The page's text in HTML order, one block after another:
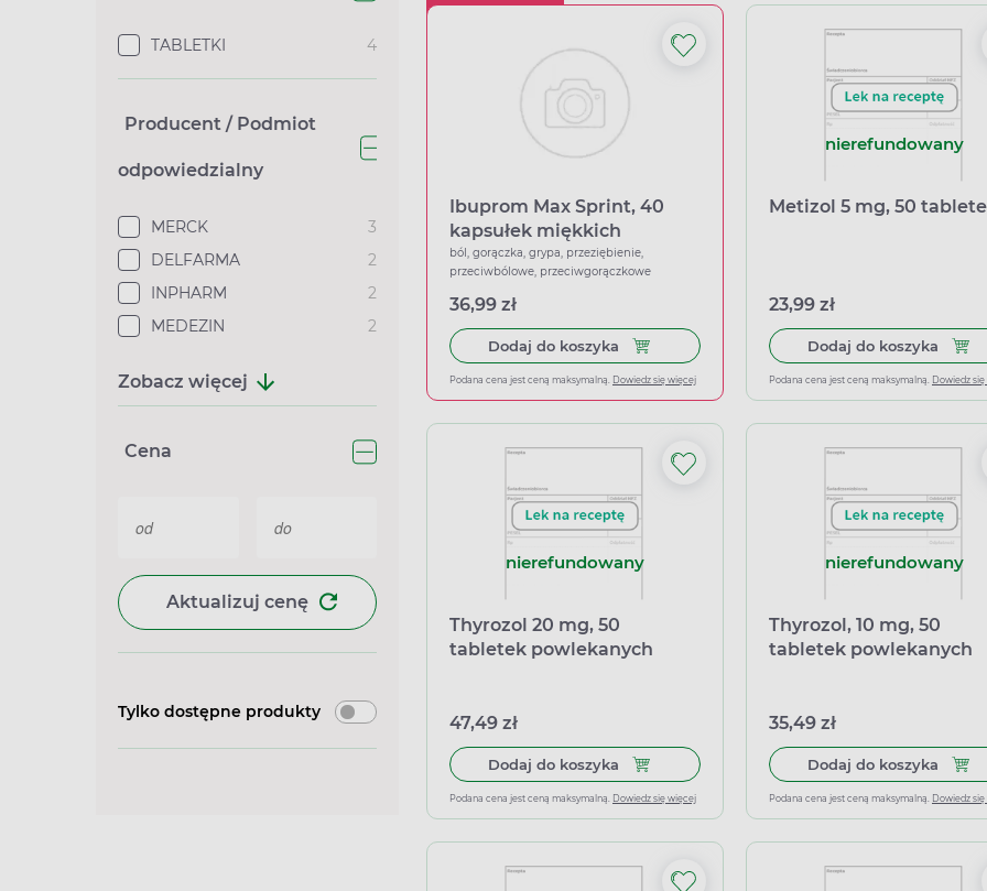
TABLETKI 4
Producent / Podmiot
odpowiedzialny
MERCK
3
DELFARMA
2
INPHARM
2
MEDEZIN
2
Zobacz więcej
Cena
Aktualizuj cenę
Tylko dostępne produkty
Ibuprom Max Sprint, 40
kapsułek miękkich
ból, gorączka, grypa, przeziębienie,
przeciwbólowe, przeciwgorączkowe
36,99 zł
Dodaj do koszyka Dodaj do koszyka Ibuprom Max Sprint, 40
Podana cena jest ceną maksymalną. Dowiedz się więcej
nierefundowany
Metizol 5 mg, 50
23,99 zł
Dodaj do koszyka
Podana cena jest ceną maksymalną. Dowiedz
nierefundowany
Thyrozol 20 mg, 50
tabletek powlekanych
47,49 zł
Dodaj do koszyka Dodaj do koszyka Thyrozol 20 mg, 50 tabletek
Podana cena jest ceną maksymalną. Dowiedz się więcej
nierefundowany
Thyrozol, 10 mg, 50
tabletek powlekanych
35,49 zł
Dodaj do koszyka
Podana cena jest ceną maksymalną. Dowiedz